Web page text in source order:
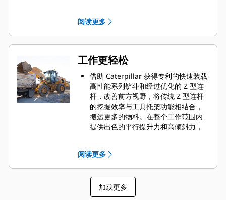
时最大限度地延长轮胎寿命并保持较
低的运营成本。使用 Cat Payload 跟
踪生产并准确达到装载目标。
阅读更多
工作更轻松
借助 Caterpillar 获得专利的快速装载
高性能系列铲斗和经过优化的 Z 型连
杆，改善前方视野，将传统 Z 型连杆
的挖掘效率与工具托架功能相结合，
搬运更多的物料。在整个工作范围内
提供出色的平行提升力和高倾斜力，
每个系统都有专用的泵和由智能电源
管理系统控制的流量共用机具阀，同
时进行多项工作从未如此简单。提
升、转向和驾驶同时进行，互不影
响。升级到自动润滑，使维修变得简
阅读更多
加载更多